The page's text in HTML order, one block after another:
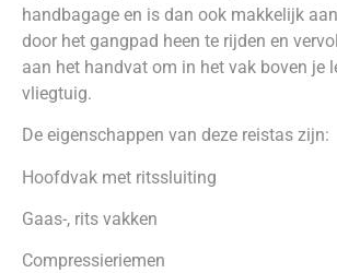
handbagage en is dan ook makkelijk
door het gangpad heen te rijden en
aan het handvat om in het vak boven je
vliegtuig.
De eigenschappen van deze reistas zijn:
Hoofdvak met ritssluiting
Gaas-, rits vakken
Compressieriemen